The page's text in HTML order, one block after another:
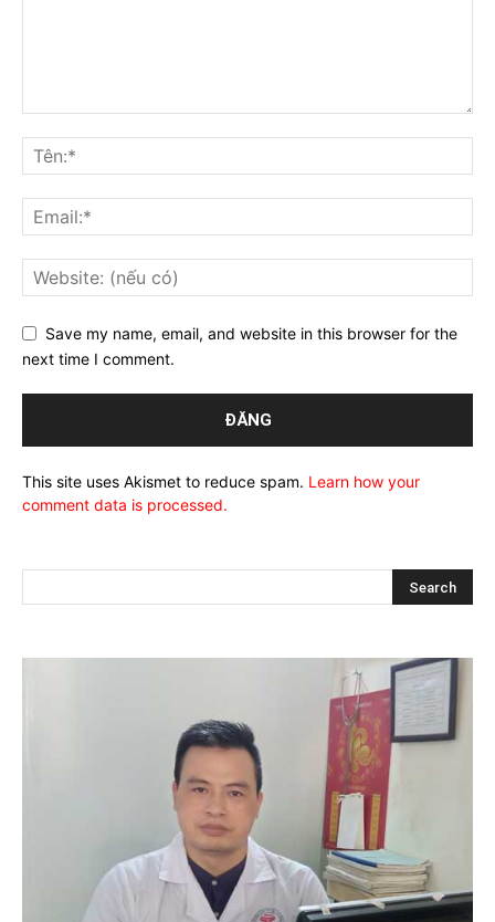
Save my name, email, and website in this browser for the
next time I comment.
This site uses Akismet to reduce spam. Learn how your
comment data is processed.